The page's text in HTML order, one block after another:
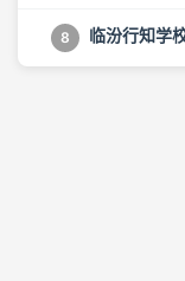
8 临汾行知学